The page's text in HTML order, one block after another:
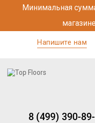
Минимальная
Напишите нам
8 (499) 390-